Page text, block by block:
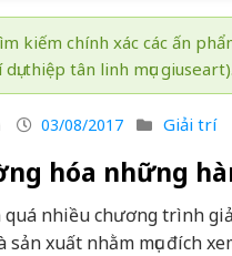
kiếm chính xác các ấn
thiệp tân linh mục giuseart).
03/08/2017 Giải trí
hóa những
quá nhiều chương trình
sản xuất nhằm mục đích